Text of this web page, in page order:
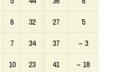
6 32 27
5
7 34 37
– 3
10 23 41
– 18